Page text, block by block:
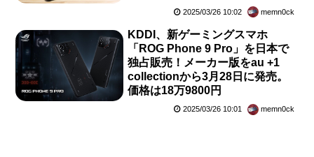
2025/03/26 10:02 memn0ck
KDDI、新ゲーミングスマホ
「ROG Phone 9 Pro」を日本で
独占販売！メーカー版をau +1
collectionから3月28日に発売。
価格は18万9800円
2025/03/26 10:01 memn0ck